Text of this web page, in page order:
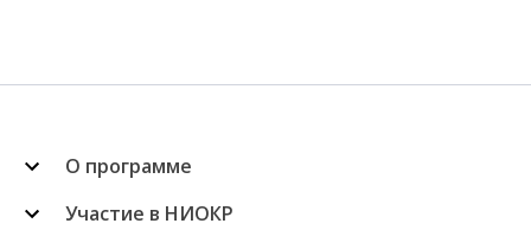
О программе
Участие в НИОКР